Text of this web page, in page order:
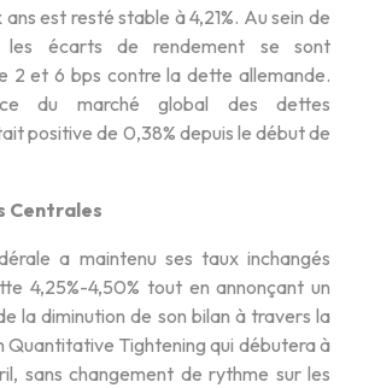
est resté stable à 4,21%. Au sein de
écarts de rendement se sont
2 et 6 bps contre la dette allemande.
du marché global des dettes
positive de 0,38% depuis le début de
Centrales
a maintenu ses taux inchangés
4,25%-4,50% tout en annonçant un
la diminution de son bilan à travers la
Quantitative Tightening qui débutera à
sans changement de rythme sur les